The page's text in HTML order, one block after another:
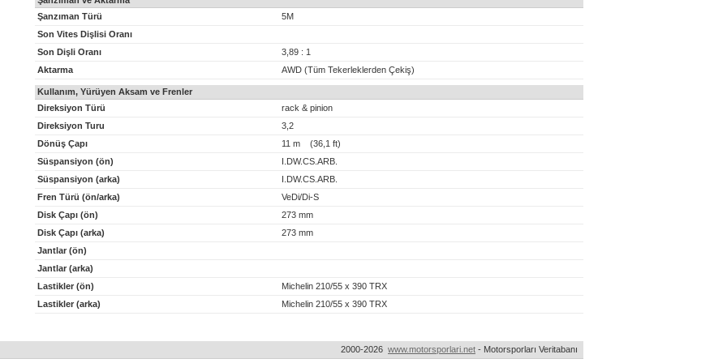
Şanzıman Türü
5M
Son Vites Dişlisi Oranı
Son Dişli Oranı
3,89 : 1
Aktarma
AWD (Tüm Tekerleklerden Çekiş)
Kullanım, Yürüyen Aksam ve Frenler
Direksiyon Türü
rack & pinion
Direksiyon Turu
3,2
Dönüş Çapı
11 m (36,1 ft)
Süspansiyon (ön)
I.DW.CS.ARB.
Süspansiyon (arka)
I.DW.CS.ARB.
Fren Türü (ön/arka)
VeDi/Di-S
Disk Çapı (ön)
273 mm
Disk Çapı (arka)
273 mm
Jantlar (ön)
Jantlar (arka)
Lastikler (ön)
Michelin 210/55 x 390 TRX
Lastikler (arka)
Michelin 210/55 x 390 TRX
2000-2026 www.motorsporlari.net - Motorsporları Veritabanı